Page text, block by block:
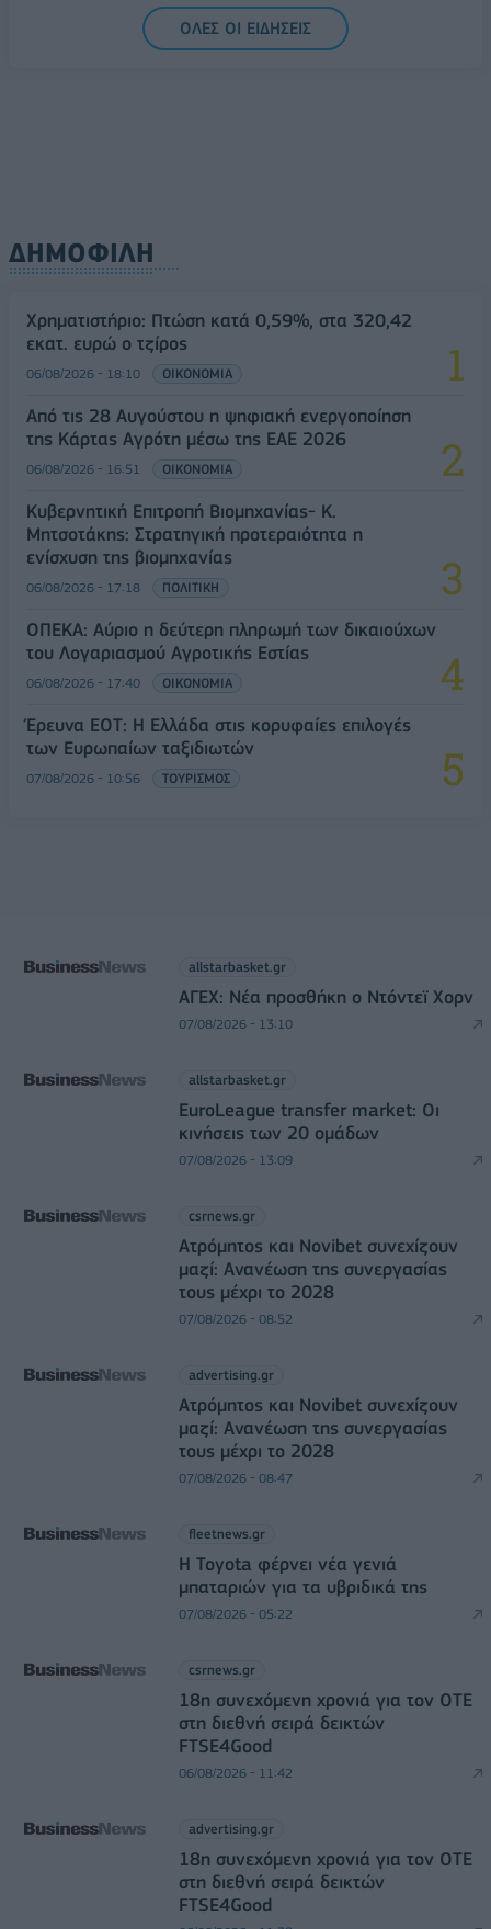
ΟΛΕΣ ΟΙ ΕΙΔΗΣΕΙΣ
ΔΗΜΟΦΙΛΗ
Χρηματιστήριο: Πτώση κατά 0,59%, στα 320,42
εκατ. ευρώ ο τζίρος
06/08/2026 - 18:10 ΟΙΚΟΝΟΜΙΑ
Από τις 28 Αυγούστου η ψηφιακή ενεργοποίηση
της Κάρτας Αγρότη μέσω της ΕΑΕ 2026
06/08/2026 - 16:51 ΟΙΚΟΝΟΜΙΑ
Κυβερνητική Επιτροπή Βιομηχανίας- Κ.
Μητσοτάκης: Στρατηγική προτεραιότητα η
ενίσχυση της βιομηχανίας
06/08/2026 - 17:18 ΠΟΛΙΤΙΚΗ
ΟΠΕΚΑ: Αύριο η δεύτερη πληρωμή των δικαιούχων
του Λογαριασμού Αγροτικής Εστίας
06/08/2026 - 17:40 ΟΙΚΟΝΟΜΙΑ
Έρευνα ΕΟΤ: Η Ελλάδα στις κορυφαίες επιλογές
των Ευρωπαίων ταξιδιωτών
07/08/2026 - 10:56 ΤΟΥΡΙΣΜΟΣ
allstarbasket.gr
ΑΓΕΧ: Νέα προσθήκη ο Ντόντεϊ Χορν
07/08/2026 - 13:10
allstarbasket.gr
EuroLeague transfer market: Οι
κινήσεις των 20 ομάδων
07/08/2026 - 13:09
csrnews.gr
Ατρόμητος και Novibet συνεχίζουν
μαζί: Ανανέωση της συνεργασίας
τους μέχρι το 2028
07/08/2026 - 08:52
advertising.gr
Ατρόμητος και Novibet συνεχίζουν
μαζί: Ανανέωση της συνεργασίας
τους μέχρι το 2028
07/08/2026 - 08:47
fleetnews.gr
Η Toyota φέρνει νέα γενιά
μπαταριών για τα υβριδικά της
07/08/2026 - 05:22
csrnews.gr
18η συνεχόμενη χρονιά για τον ΟΤΕ
στη διεθνή σειρά δεικτών
FTSE4Good
06/08/2026 - 11:42
advertising.gr
18η συνεχόμενη χρονιά για τον ΟΤΕ
στη διεθνή σειρά δεικτών
FTSE4Good